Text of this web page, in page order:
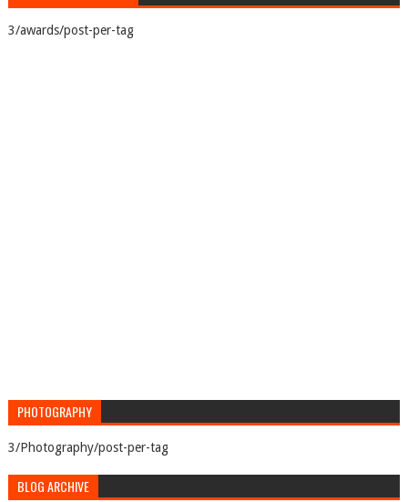
3/awards/post-per-tag
PHOTOGRAPHY
3/Photography/post-per-tag
BLOG ARCHIVE